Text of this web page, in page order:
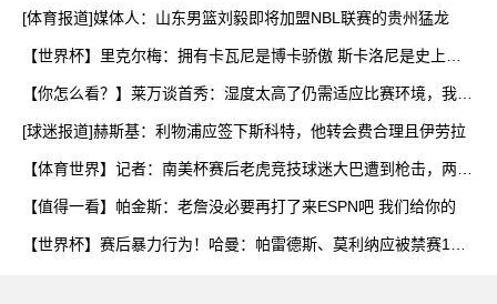
[体育报道]媒体人：山东男篮刘毅即将加盟NBL联赛的贵州猛龙
【世界杯】里克尔梅：拥有卡瓦尼是博卡骄傲 斯卡洛尼是史上最
【你怎么看？】莱万谈首秀：湿度太高了仍需适应比赛环境，我还
[球迷报道]赫斯基：利物浦应签下斯科特，他转会费合理且伊劳拉
【体育世界】记者：南美杯赛后老虎竞技球迷大巴遭到枪击，两人
【值得一看】帕金斯：老詹没必要再打了来ESPN吧 我们给你的
【世界杯】赛后暴力行为！哈曼：帕雷德斯、莫利纳应被禁赛1